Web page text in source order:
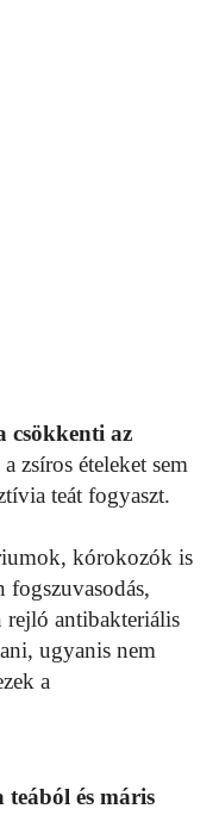
csökkenti az
a zsíros ételeket sem
teát fogyaszt.
kórokozók is
antibakteriális
ugyanis nem
a
teából és máris